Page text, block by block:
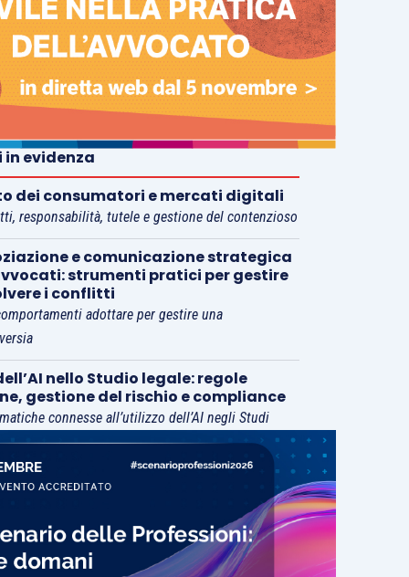
in evidenza
dei consumatori e mercati digitali
responsabilità, tutele e gestione del contenzioso
e comunicazione strategica
strumenti pratici per gestire
i conflitti
adottare per gestire una
nello Studio legale: regole
gestione del rischio e compliance
connesse all’utilizzo dell’AI negli Studi